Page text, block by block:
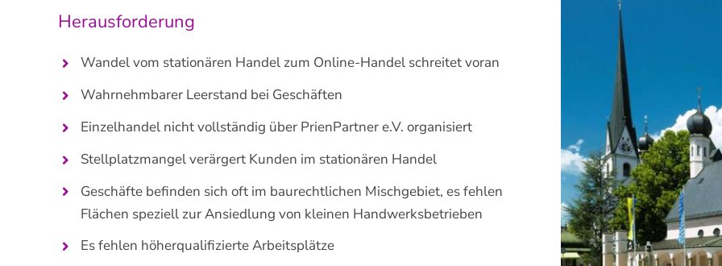
Herausforderung
Wandel vom stationären Handel zum Online-Handel schreitet voran
Wahrnehmbarer Leerstand bei Geschäften
Einzelhandel nicht vollständig über PrienPartner e.V. organisiert
Stellplatzmangel verärgert Kunden im stationären Handel
Geschäfte befinden sich oft im baurechtlichen Mischgebiet, es fehlen
Flächen speziell zur Ansiedlung von kleinen Handwerksbetrieben
Es fehlen höherqualifizierte Arbeitsplätze